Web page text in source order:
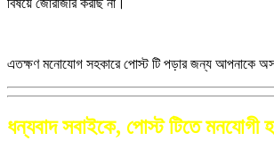
বিষয়ে জোরাজরি করছি না।
এতক্ষণ মনোযোগ সহকারে পোস্ট টি পড়ার জন্য আপনাকে
ধন্যবাদ সবাইকে, পোস্ট টিতে মনযোগী